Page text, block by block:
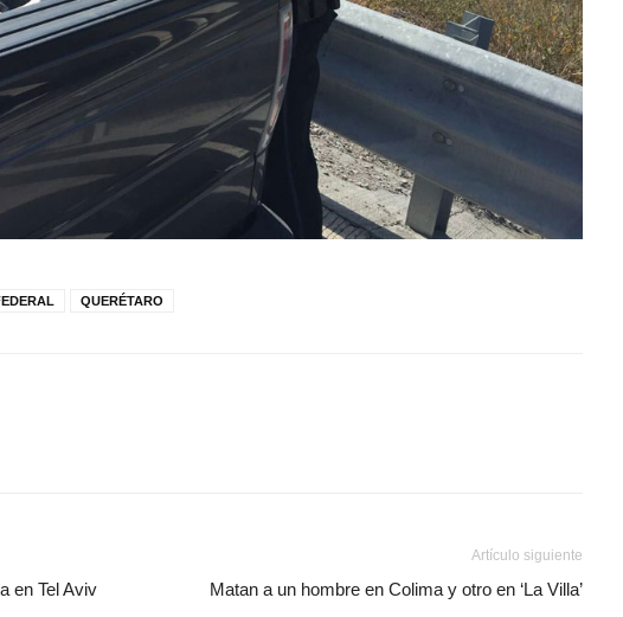
QUERÉTARO
en Tel Aviv
Artículo siguiente
Matan a un hombre en Colima y otro en ‘La Villa’